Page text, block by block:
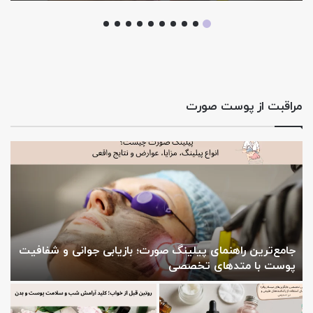
مراقبت از پوست صورت
جامع‌ترین راهنمای پیلینگ صورت؛ بازیابی جوانی و شفافیت
پوست با متدهای تخصصی